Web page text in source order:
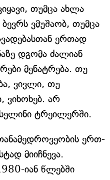
თუმცა ახლა
ვმუშაობ, თუმცა
ერთად
დგომა ძალიან
მენატრება. თუ
ვივლი, თუ
ვიხოხებ. არ
ტრეილერში.
ერთ-
მიიჩნევა.
იან წლებში